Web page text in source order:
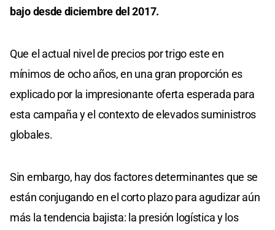
bajo desde diciembre del 2017.
Que el actual nivel de precios por trigo este en
mínimos de ocho años, en una gran proporción es
explicado por la impresionante oferta esperada para
esta campaña y el contexto de elevados suministros
globales.
Sin embargo, hay dos factores determinantes que se
están conjugando en el corto plazo para agudizar aún
más la tendencia bajista: la presión logística y los